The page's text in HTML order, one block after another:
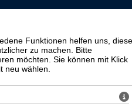
ZU HALLE
Materialien Halloren
Funktionen helfen uns, diese
zu machen.
Bitte
möchten. Sie können mit Klick
wählen.